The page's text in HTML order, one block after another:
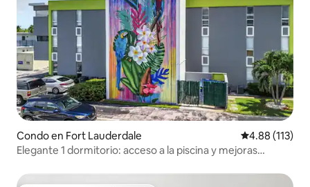
Condo en Fort Lauderdale Calificación
4.88 (113)
Elegante 1 dormitorio: acceso a la piscina y mejoras